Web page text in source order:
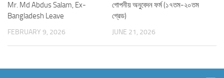
Mr. Md Abdus Salam, Ex-
Bangladesh Leave
FEBRUARY 9, 2026
গোপনীয় অনুবেদন ফর্ম (১৭তম-২০তম
গ্রেড)
JUNE 21, 2026